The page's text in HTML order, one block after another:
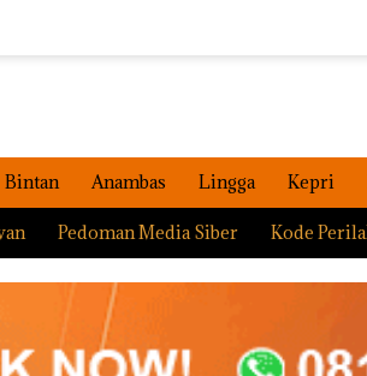
Bintan Anambas Lingga Kepri
Pedoman Media Siber Kode